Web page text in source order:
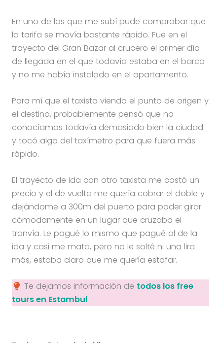
En uno de los que me subí pude comprobar que
la tarifa se movía bastante rápido. Fue en el
trayecto del Gran Bazar al crucero el primer día
de llegada en el que todavía estaba en el barco
y no me había instalado en el apartamento.
Para mí que el taxista viendo el punto de origen y
el destino, probablemente pensó que no
conocíamos todavía demasiado bien la ciudad
y tocó algo del taxímetro para que fuera más
rápido.
El trayecto de ida con otro taxista me costó un
precio y el de vuelta me quería cobrar el doble y
dejándome a 300m del puerto para poder girar
cómodamente en un lugar que cruzaba el
tranvía. Le pagué lo mismo que pagué al de la
ida y casi me mata, pero no le solté ni una lira
más, estaba claro que me quería estafar.
Te dejamos información de todos los free
tours en Estambul